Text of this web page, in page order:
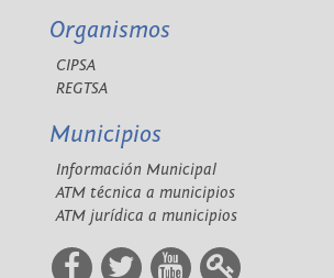
Organismos
CIPSA
REGTSA
Municipios
Información Municipal
ATM técnica a municipios
ATM jurídica a municipios